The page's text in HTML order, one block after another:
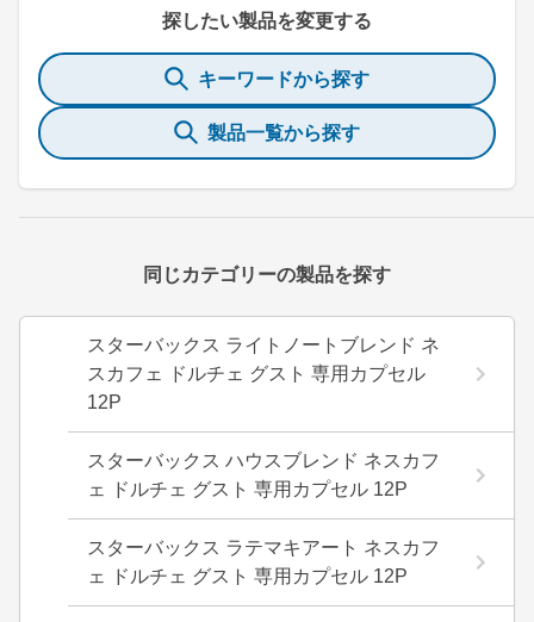
探したい製品を変更する
キーワードから探す
製品一覧から探す
同じカテゴリーの製品を探す
スターバックス ライトノートブレンド ネ
スカフェ ドルチェ グスト 専用カプセル
12P
スターバックス ハウスブレンド ネスカフ
ェ ドルチェ グスト 専用カプセル 12P
スターバックス ラテマキアート ネスカフ
ェ ドルチェ グスト 専用カプセル 12P